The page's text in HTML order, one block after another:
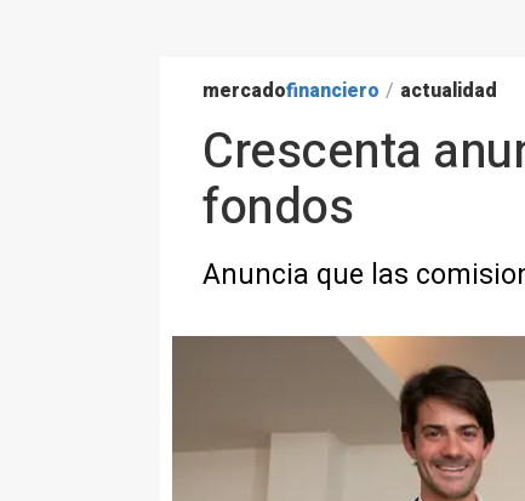
mercadofinanciero / actualidad
Crescenta
fondos
Anuncia que las